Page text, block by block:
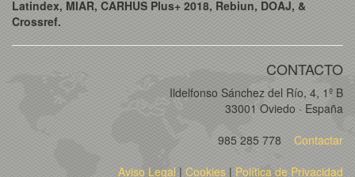
Latindex, MIAR, CARHUS Plus+ 2018, Rebiun, DOAJ, &
Crossref.
CONTACTO
Ildelfonso Sánchez del Río, 4, 1º B
33001 Oviedo · España
985 285 778
Contactar
Aviso Legal| Cookies | Política de Privacidad